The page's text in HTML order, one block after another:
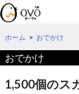
検
索
コ
テ
ツ
へ
ホーム > おでかけ
おでかけ
1,500個のス